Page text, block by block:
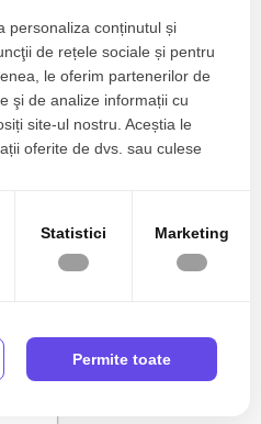
vanzare
Nord
de vanzare
Nord
personaliza conținutul și
de rețele sociale și pentru
le oferim partenerilor de
şi de analize informații cu
site-ul nostru. Aceștia le
oferite de dvs. sau culese
Statistici Marketing
Permite toate